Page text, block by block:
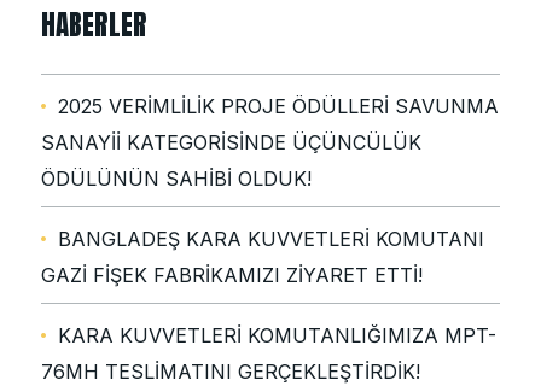
HABERLER
2025 VERİMLİLİK PROJE ÖDÜLLERİ SAVUNMA
SANAYİİ KATEGORİSİNDE ÜÇÜNCÜLÜK
ÖDÜLÜNÜN SAHİBİ OLDUK!
BANGLADEŞ KARA KUVVETLERİ KOMUTANI
GAZİ FİŞEK FABRİKAMIZI ZİYARET ETTİ!
KARA KUVVETLERİ KOMUTANLIĞIMIZA MPT-
76MH TESLİMATINI GERÇEKLEŞTİRDİK!